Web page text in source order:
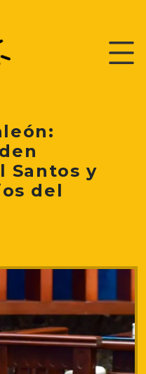
Santos y
del